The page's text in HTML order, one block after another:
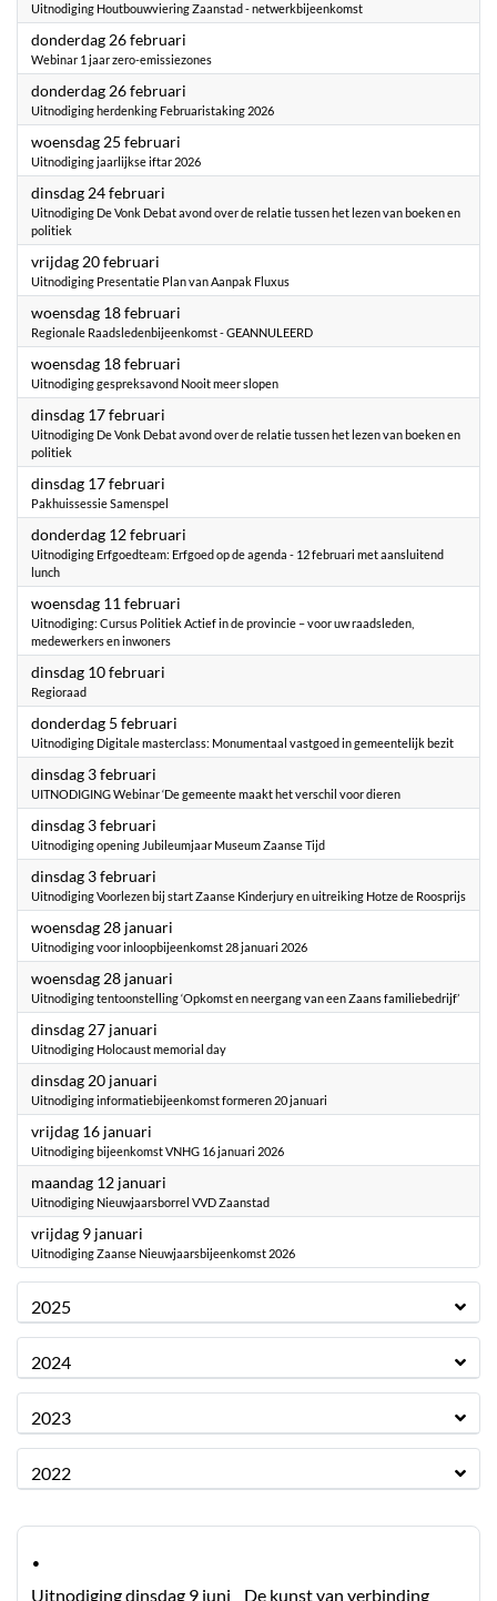
Uitnodiging Houtbouwviering Zaanstad - netwerkbijeenkomst
donderdag 26 februari
Webinar 1 jaar zero-emissiezones
donderdag 26 februari
Uitnodiging herdenking Februaristaking 2026
woensdag 25 februari
Uitnodiging jaarlijkse iftar 2026
dinsdag 24 februari
Uitnodiging De Vonk Debat avond over de relatie tussen het lezen van boeken en
politiek
vrijdag 20 februari
Uitnodiging Presentatie Plan van Aanpak Fluxus
woensdag 18 februari
Regionale Raadsledenbijeenkomst - GEANNULEERD
woensdag 18 februari
Uitnodiging gespreksavond Nooit meer slopen
dinsdag 17 februari
Uitnodiging De Vonk Debat avond over de relatie tussen het lezen van boeken en
politiek
dinsdag 17 februari
Pakhuissessie Samenspel
donderdag 12 februari
Uitnodiging Erfgoedteam: Erfgoed op de agenda - 12 februari met aansluitend
lunch
woensdag 11 februari
Uitnodiging: Cursus Politiek Actief in de provincie – voor uw raadsleden,
medewerkers en inwoners
dinsdag 10 februari
Regioraad
donderdag 5 februari
Uitnodiging Digitale masterclass: Monumentaal vastgoed in gemeentelijk bezit
dinsdag 3 februari
UITNODIGING Webinar ‘De gemeente maakt het verschil voor dieren
dinsdag 3 februari
Uitnodiging opening Jubileumjaar Museum Zaanse Tijd
dinsdag 3 februari
Uitnodiging Voorlezen bij start Zaanse Kinderjury en uitreiking Hotze de Roosprijs
woensdag 28 januari
Uitnodiging voor inloopbijeenkomst 28 januari 2026
woensdag 28 januari
Uitnodiging tentoonstelling ‘Opkomst en neergang van een Zaans familiebedrijf’
dinsdag 27 januari
Uitnodiging Holocaust memorial day
dinsdag 20 januari
Uitnodiging informatiebijeenkomst formeren 20 januari
vrijdag 16 januari
Uitnodiging bijeenkomst VNHG 16 januari 2026
maandag 12 januari
Uitnodiging Nieuwjaarsborrel VVD Zaanstad
vrijdag 9 januari
Uitnodiging Zaanse Nieuwjaarsbijeenkomst 2026
2025
2024
2023
2022
·
Uitnodiging dinsdag 9 juni _ De kunst van verbinding